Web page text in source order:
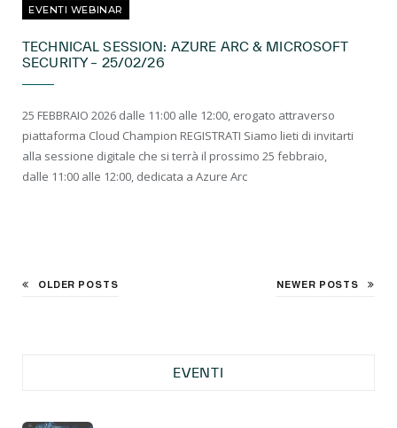
EVENTI WEBINAR
TECHNICAL SESSION: AZURE ARC & MICROSOFT
SECURITY – 25/02/26
25 FEBBRAIO 2026 dalle 11:00 alle 12:00, erogato attraverso
piattaforma Cloud Champion REGISTRATI Siamo lieti di invitarti
alla sessione digitale che si terrà il prossimo 25 febbraio,
dalle 11:00 alle 12:00, dedicata a Azure Arc
OLDER POSTS NEWER POSTS
EVENTI